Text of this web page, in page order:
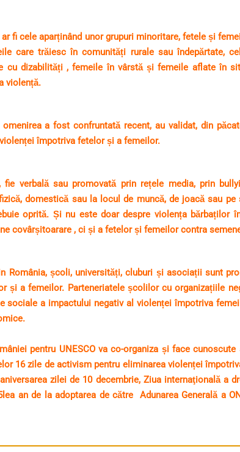
fi cele aparținând unor grupuri minoritare, fetele și
care trăiesc în comunități rurale sau îndepărtate,
cu dizabilități , femeile în vârstă și femeile aflate în
violență.
a fost confruntată recent, au validat, din
împotriva fetelor și a femeilor.
fie verbală sau promovată prin rețele media, prin
domestică sau la locul de muncă, de joacă sau pe
oprită. Și nu este doar despre violența bărbaților
covârșitoarare , ci și a fetelor și femeilor contra
România, școli, universități, cluburi și asociații sunt
și a femeilor. Parteneriatele școlilor cu organizațiile
sociale a impactului negativ al violenței împotriva
pentru UNESCO va co-organiza și face
16 zile de activism pentru eliminarea violenței
zilei de 10 decembrie, Ziua internaţională a
an de la adoptarea de către Adunarea Generală a